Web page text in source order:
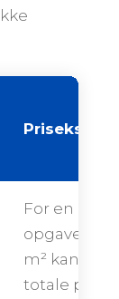
For en
opgave på
m² kan den
totale pris